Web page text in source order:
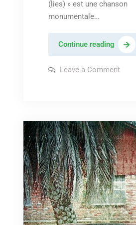
(lies) » est une chanson
monumentale…
Continue readingArcade
fire
–
Leave a Commenton